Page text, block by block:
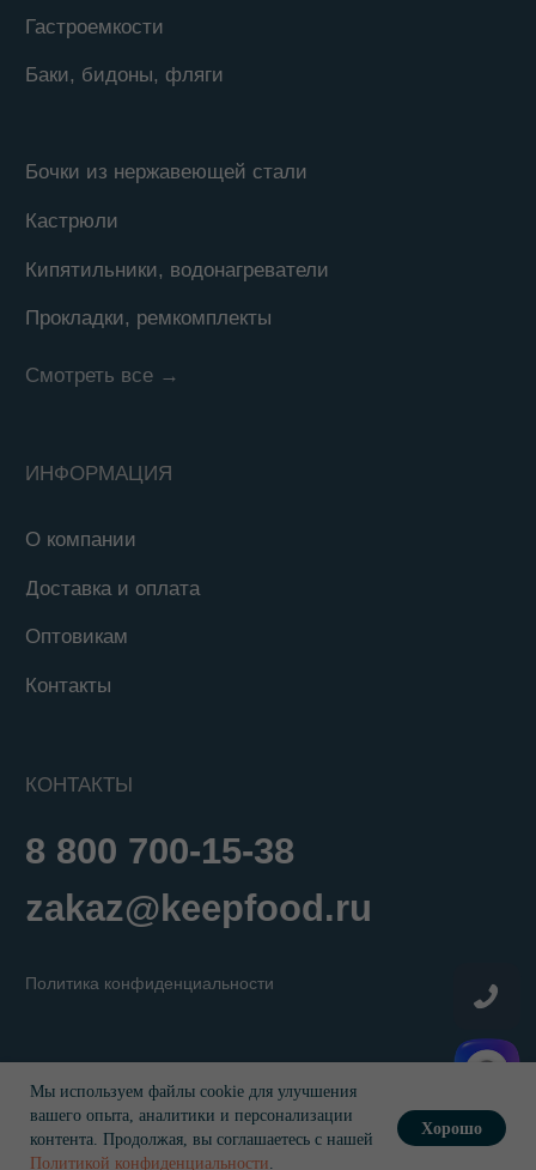
В КОРЗИНУ
Мы используем файлы cookie для улучшения
вашего опыта, аналитики и персонализации
контента. Продолжая, вы соглашаетесь с нашей
Политикой конфиденциальности.
Хорошо